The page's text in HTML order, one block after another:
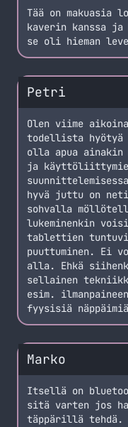
Tää on makuasia
kaverin kanssa
se oli hieman
Petri
Olen viime
todellista
olla apua
ja
hyvä juttu on
sohvalla
lukeminenkin
tablettien
puuttuminen. Ei
alla. Ehkä
sellainen
esim.
fyysisiä
Marko
Itsellä on
sitä varten jos
täppärillä tehdä.